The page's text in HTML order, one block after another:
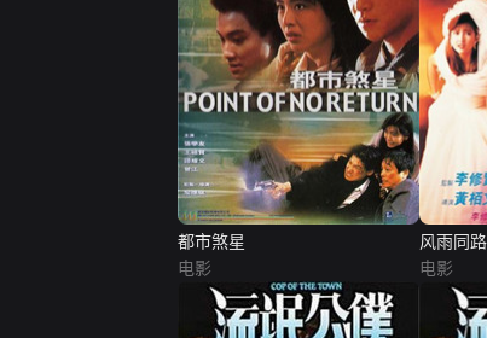
都市煞星
电影
风雨同
电影